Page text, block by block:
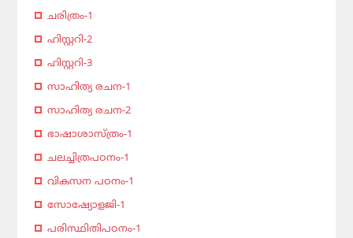
ചരിത്രം-1
ഹിസ്റ്ററി-2
ഹിസ്റ്ററി-3
സാഹിത്യ രചന-1
സാഹിത്യ രചന-2
ഭാഷാശാസ്ത്രം-1
ചലച്ചിത്രപഠനം-1
വികസന പഠനം-1
സോഷ്യോളജി-1
പരിസ്ഥിതിപഠനം-1